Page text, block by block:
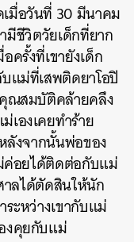
มื่อวันที่ 30 มีนาคม
มีชีวิตวัยเด็กที่ยาก
ครั้งที่เขายังเด็ก
แม่ที่เสพติดยาโอปิ
ณสมบัติคล้ายคลึง
องเคยทำร้าย
ลังจากนั้นพ่อของ
ค่อยได้ติดต่อกับแม่
าลได้ตัดสินให้นัก
ะหว่างเขากับแม่
งคุยกับแม่